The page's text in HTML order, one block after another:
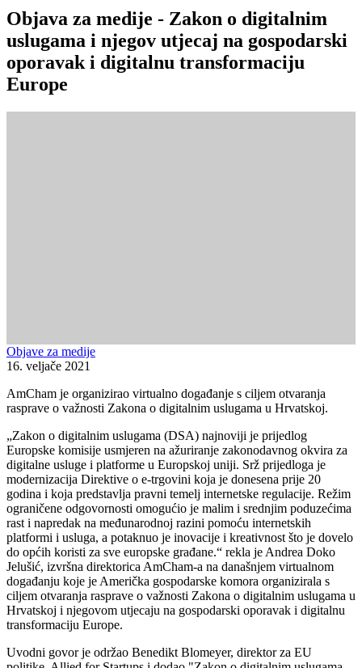
Objava za medije - Zakon o digitalnim
uslugama i njegov utjecaj na gospodarski
oporavak i digitalnu transformaciju
Europe
Objave za medije
16. veljače 2021
AmCham je organizirao virtualno događanje s ciljem otvaranja
rasprave o važnosti Zakona o digitalnim uslugama u Hrvatskoj.
„Zakon o digitalnim uslugama (DSA) najnoviji je prijedlog
Europske komisije usmjeren na ažuriranje zakonodavnog okvira za
digitalne usluge i platforme u Europskoj uniji. Srž prijedloga je
modernizacija Direktive o e-trgovini koja je donesena prije 20
godina i koja predstavlja pravni temelj internetske regulacije. Režim
ograničene odgovornosti omogućio je malim i srednjim poduzećima
rast i napredak na međunarodnoj razini pomoću internetskih
platformi i usluga, a potaknuo je inovacije i kreativnost što je dovelo
do općih koristi za sve europske građane.“ rekla je Andrea Doko
Jelušić, izvršna direktorica AmCham-a na današnjem virtualnom
događanju koje je Američka gospodarske komora organizirala s
ciljem otvaranja rasprave o važnosti Zakona o digitalnim uslugama u
Hrvatskoj i njegovom utjecaju na gospodarski oporavak i digitalnu
transformaciju Europe.
Uvodni govor je održao Benedikt Blomeyer, direktor za EU